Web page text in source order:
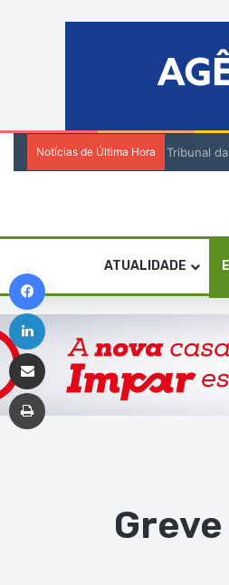
Notícias de Última Hora Tribunal
ATUALIDADE
Linkedin
Imprimir